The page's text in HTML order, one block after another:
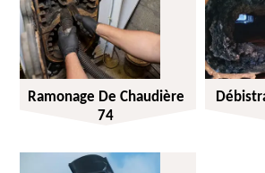
Ramonage De Chaudière
74